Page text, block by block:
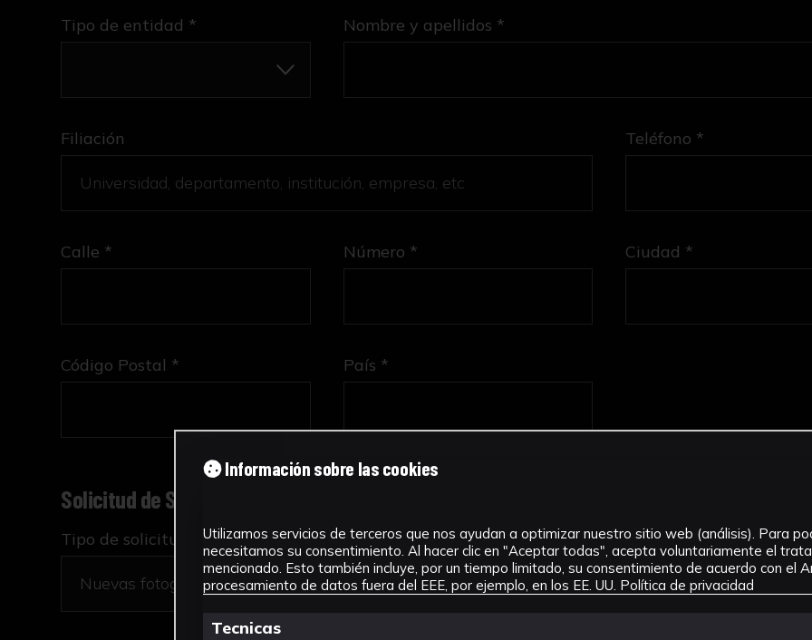
Tipo de entidad * Nombre y apellidos *
Filiación Teléfono *
Calle * Número * Ciudad *
Código Postal * País *
Solicitud de Servicio
Tipo de solicitud *
Información sobre las cookies
Utilizamos servicios de terceros que nos ayudan a optimizar nuestro sitio web (análisis). Para
necesitamos su consentimiento. Al hacer clic en "Aceptar todas", acepta voluntariamente el
mencionado. Esto también incluye, por un tiempo limitado, su consentimiento de acuerdo con el
procesamiento de datos fuera del EEE, por ejemplo, en los EE. UU. Política de privacidad
Tecnicas